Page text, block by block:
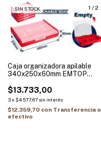
1 / 2
SIN STOCK
Caja organizadora apilable
340x250x60mm EMTOP
$13.733,00
3x $4.577,67 sin interés
$12.359,70 con Transferencia o
efectivo